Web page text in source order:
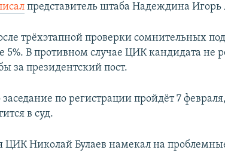
представитель штаба Надеждина Игорь
трёхэтапной проверки сомнительных
В противном случае ЦИК кандидата не
за президентский пост.
по регистрации пройдёт 7
в суд.
ЦИК Николай Булаев намекал на